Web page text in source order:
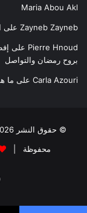
Maria Abou Akl
Zayneb Zayneb على
Pierre Hnoud على
بروح رمضان والتواصل
Carla Azouri على ما
محفوظة |